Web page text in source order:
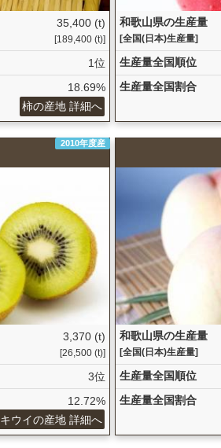
35,400 (t)
[189,400 (t)]
1位
18.69%
柿の産地 詳細へ
和歌山県の生産量
[全国(日本)生産量]
生産量全国順位
生産量全国割合
2010年度産
3,370 (t)
[26,500 (t)]
3位
12.72%
キウイの産地 詳細へ
和歌山県の生産量
[全国(日本)生産量]
生産量全国順位
生産量全国割合